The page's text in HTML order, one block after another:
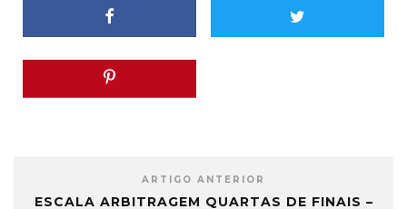
ARTIGO ANTERIOR
ESCALA ARBITRAGEM QUARTAS DE FINAIS –